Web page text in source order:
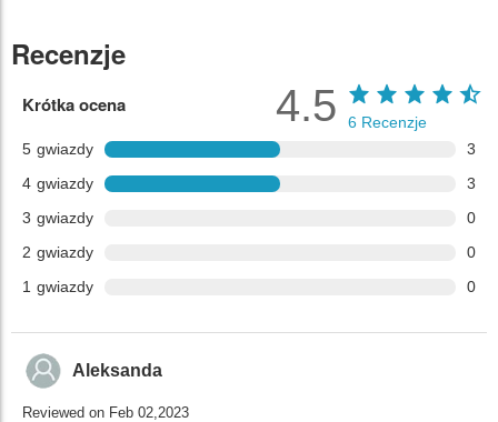
Recenzje
Krótka ocena
5 gwiazdy
3
4 gwiazdy
3
3 gwiazdy
0
2 gwiazdy
0
1 gwiazdy 0
4.5 6 Recenzje
Aleksanda
Reviewed on Feb 02,2023